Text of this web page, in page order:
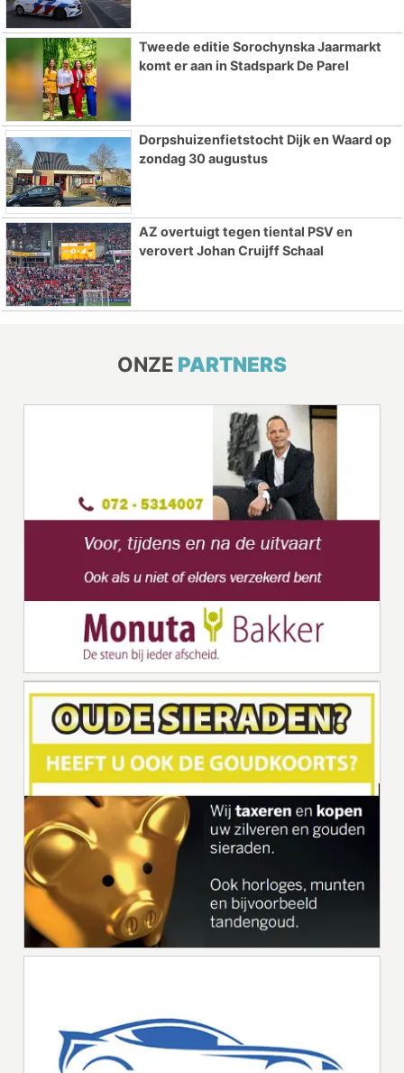
Tweede editie Sorochynska Jaarmarkt
komt er aan in Stadspark De Parel
Dorpshuizenfietstocht Dijk en Waard op
zondag 30 augustus
AZ overtuigt tegen tiental PSV en
verovert Johan Cruijff Schaal
ONZE PARTNERS